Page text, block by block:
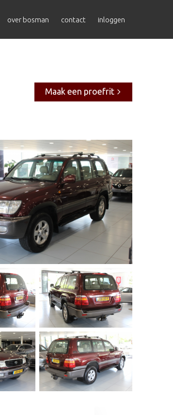
over bosman contact inloggen
Maak een proefrit